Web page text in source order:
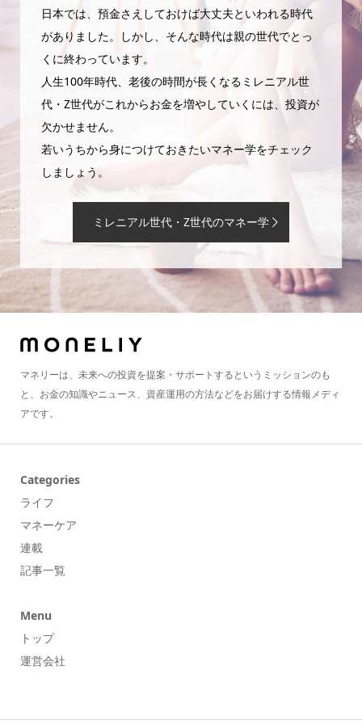
日本では、預金さえしておけば大丈夫といわれる時代
がありました。しかし、そんな時代は親の世代でとっ
くに終わっています。
人生100年時代、老後の時間が長くなるミレニアル世
代・Z世代がこれからお金を増やしていくには、投資が
欠かせません。
若いうちから身につけておきたいマネー学をチェック
しましょう。
ミレニアル世代・Z世代のマネー学
マネリーは、未来への投資を提案・サポートするというミッションのも
と、お金の知識やニュース、資産運用の方法などをお届けする情報メディ
アです。
Categories
ライフ
マネーケア
連載
記事一覧
Menu
トップ
運営会社